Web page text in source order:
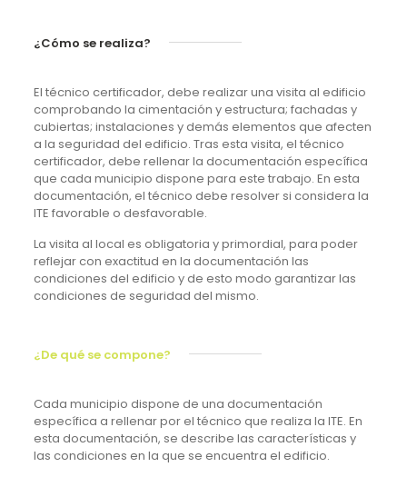
¿Cómo se realiza?
El técnico certificador, debe realizar una visita al edificio
comprobando la cimentación y estructura; fachadas y
cubiertas; instalaciones y demás elementos que afecten
a la seguridad del edificio. Tras esta visita, el técnico
certificador, debe rellenar la documentación específica
que cada municipio dispone para este trabajo. En esta
documentación, el técnico debe resolver si considera la
ITE favorable o desfavorable.
La visita al local es obligatoria y primordial, para poder
reflejar con exactitud en la documentación las
condiciones del edificio y de esto modo garantizar las
condiciones de seguridad del mismo.
¿De qué se compone?
Cada municipio dispone de una documentación
específica a rellenar por el técnico que realiza la ITE. En
esta documentación, se describe las características y
las condiciones en la que se encuentra el edificio.